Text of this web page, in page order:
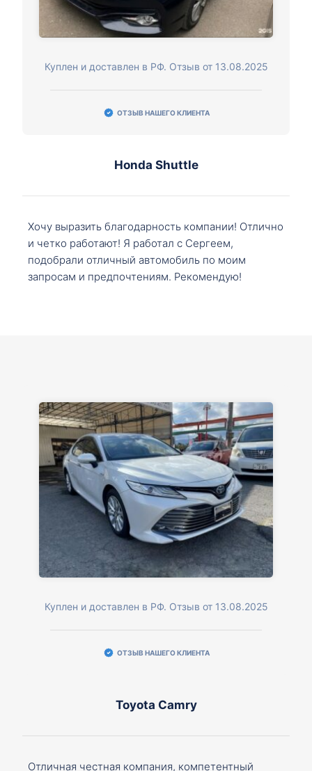
Куплен и доставлен в РФ. Отзыв от 13.08.2025
ОТЗЫВ НАШЕГО КЛИЕНТА
Honda Shuttle
Хочу выразить благодарность компании! Отлично
и четко работают! Я работал с Сергеем,
подобрали отличный автомобиль по моим
запросам и предпочтениям. Рекомендую!
Куплен и доставлен в РФ. Отзыв от 13.08.2025
ОТЗЫВ НАШЕГО КЛИЕНТА
Toyota Camry
Отличная честная компания, компетентный